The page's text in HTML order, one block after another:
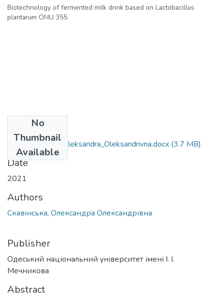
Biotechnology of fermented milk drink based on Lactobacillus
plantarum ONU 355
No
Thumbnail
Available
162_Skavinska_Oleksandra_Oleksandrivna.docx (3.7 MB)
Date
2021
Authors
Скавінська, Олександра Олександрівна
Publisher
Одеський національний університет імені І. І.
Мечникова
Abstract